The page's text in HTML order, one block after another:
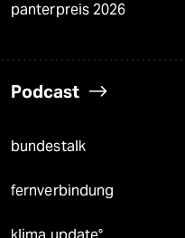
panterpreis 2026
Podcast
bundestalk
fernverbindung